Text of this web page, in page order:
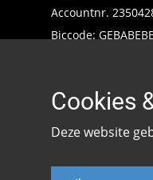
Accountnr.
Biccode:
Cookies
Deze website